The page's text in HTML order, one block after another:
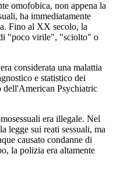
omofobica, non appena la
ha immediatamente
Fino al XX secolo, la
"poco virile", "sciolto" o
considerata una malattia
e statistico dei
dell'American Psychiatric
era illegale. Nel
legge sui reati sessuali, ma
causato condanne di
la polizia era altamente